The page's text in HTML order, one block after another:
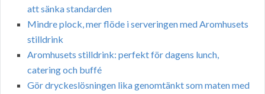
att sänka standarden
Mindre plock, mer flöde i serveringen med Aromhusets
stilldrink
Aromhusets stilldrink: perfekt för dagens lunch,
catering och buffé
Gör dryckeslösningen lika genomtänkt som maten med